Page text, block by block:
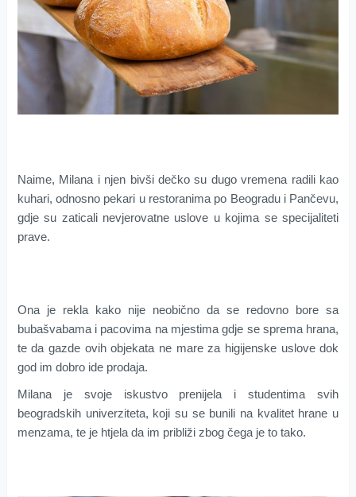
Naime, Milana i njen bivši dečko su dugo vremena radili kao
kuhari, odnosno pekari u restoranima po Beogradu i Pančevu,
gdje su zaticali nevjerovatne uslove u kojima se specijaliteti
prave.
Ona je rekla kako nije neobično da se redovno bore sa
bubašvabama i pacovima na mjestima gdje se sprema hrana,
te da gazde ovih objekata ne mare za higijenske uslove dok
god im dobro ide prodaja.
Milana je svoje iskustvo prenijela i studentima svih
beogradskih univerziteta, koji su se bunili na kvalitet hrane u
menzama, te je htjela da im približi zbog čega je to tako.